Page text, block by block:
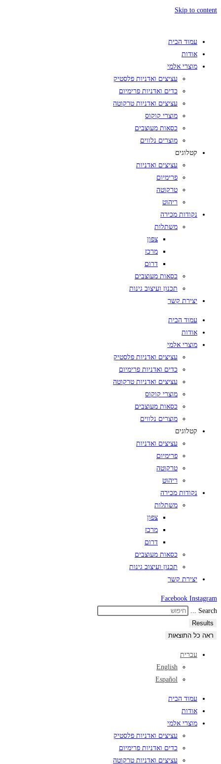
Skip to content
עמוד הבית
אודות
מוצרי אלמי
עציצים ואדניות פלסטיק
כדים ואדניות פרימיום
עציצים ואדניות טרקוטה
מוצרי קוקוס
כסאות מעוצבים
מוצרים נלווים
קטלוגים
עציצים ואדניות
פרימיום
טרקוטה
ריהוט
נקודות מכירה
משתלות
צפון
מרכז
דרום
כסאות מעוצבים
תכנון ועיצוב גינות
יצירת קשר
עמוד הבית
אודות
מוצרי אלמי
עציצים ואדניות פלסטיק
כדים ואדניות פרימיום
עציצים ואדניות טרקוטה
מוצרי קוקוס
כסאות מעוצבים
מוצרים נלווים
קטלוגים
עציצים ואדניות
פרימיום
טרקוטה
ריהוט
נקודות מכירה
משתלות
צפון
מרכז
דרום
כסאות מעוצבים
תכנון ועיצוב גינות
יצירת קשר
Facebook Instagram
Search ...
Results
ראה כל התוצאות
עברית
English
Español
עמוד הבית
אודות
מוצרי אלמי
עציצים ואדניות פלסטיק
כדים ואדניות פרימיום
עציצים ואדניות טרקוטה